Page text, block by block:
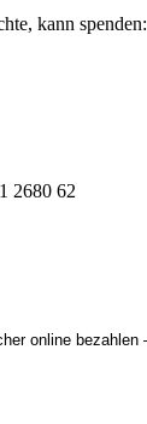
kann spenden:
2680 62